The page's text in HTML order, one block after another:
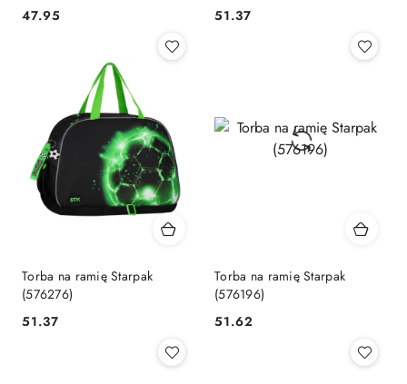
Cena:
47.95 Cena:
51.37
Torba na ramię Starpak
(576276)
Cena:
51.37
Torba na ramię Starpak
(576196)
Cena:
51.62